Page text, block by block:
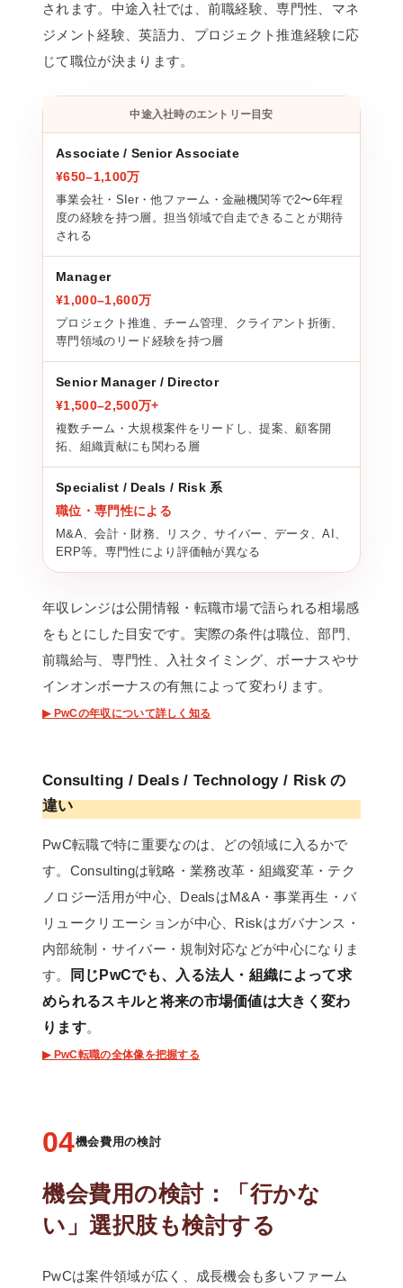
されます。中途入社では、前職経験、専門性、マネ
ジメント経験、英語力、プロジェクト推進経験に応
じて職位が決まります。
中途入社時のエントリー目安
Associate / Senior Associate
¥650–1,100万
事業会社・SIer・他ファーム・金融機関等で2〜6年程
度の経験を持つ層。担当領域で自走できることが期待
される
Manager
¥1,000–1,600万
プロジェクト推進、チーム管理、クライアント折衝、
専門領域のリード経験を持つ層
Senior Manager / Director
¥1,500–2,500万+
複数チーム・大規模案件をリードし、提案、顧客開
拓、組織貢献にも関わる層
Specialist / Deals / Risk 系
職位・専門性による
M&A、会計・財務、リスク、サイバー、データ、AI、
ERP等。専門性により評価軸が異なる
年収レンジは公開情報・転職市場で語られる相場感
をもとにした目安です。実際の条件は職位、部門、
前職給与、専門性、入社タイミング、ボーナスやサ
インオンボーナスの有無によって変わります。
▶ PwCの年収について詳しく知る
Consulting / Deals / Technology / Risk の
違い
PwC転職で特に重要なのは、どの領域に入るかで
す。Consultingは戦略・業務改革・組織変革・テク
ノロジー活用が中心、DealsはM&A・事業再生・バ
リュークリエーションが中心、Riskはガバナンス・
内部統制・サイバー・規制対応などが中心になりま
す。
同じPwCでも、入る法人・組織によって求
められるスキルと将来の市場価値は大きく変わ
ります。
▶ PwC転職の全体像を把握する
04機会費用の検討
機会費用の検討：「行かな
い」選択肢も検討する
PwCは案件領域が広く、成長機会も多いファーム